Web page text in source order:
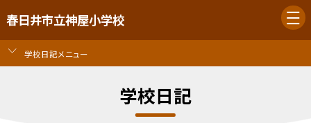
春日井市立神屋小学校
学校日記メニュー
学校日記